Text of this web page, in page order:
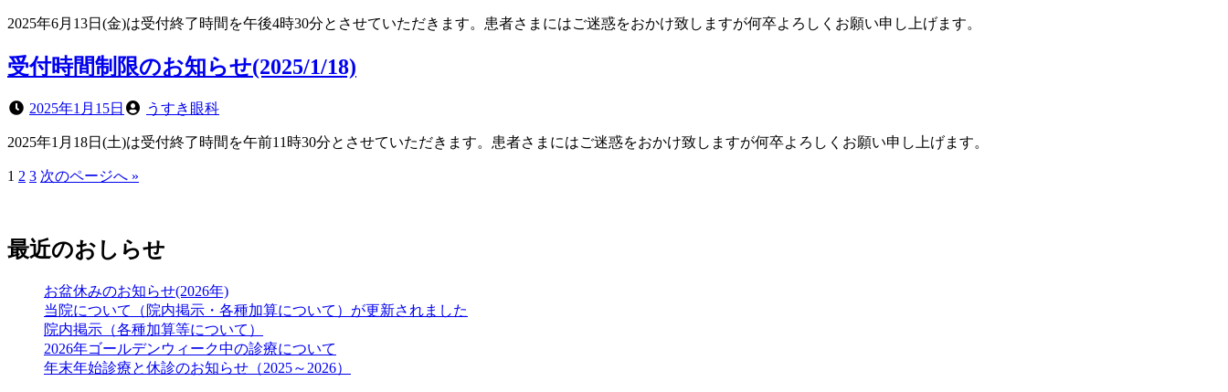
加
て）”の
日
者
2025年6月13日(金)は受付終了時間を午後4時30分とさせていただきます。患者さまにはご迷惑をおかけ致しますが何卒よろしくお願い申し上げます。
受付時間制限のお知らせ(2025/1/18)
投
日
2025年1月15日
投
者
うすき眼科
2025年1月18日(土)は受付終了時間を午前11時30分とさせていただきます。患者さまにはご迷惑をおかけ致しますが何卒よろしくお願い申し上げます。
投
の
ペ
1 ペ
2 ペ
3 次のページへ »
最近のおしらせ
お盆休みのお知らせ(2026年)
当院について（院内掲示・各種加算について）が更新されました
院内掲示（各種加算等について）
2026年ゴールデンウィーク中の診療について
年末年始診療と休診のお知らせ（2025～2026）